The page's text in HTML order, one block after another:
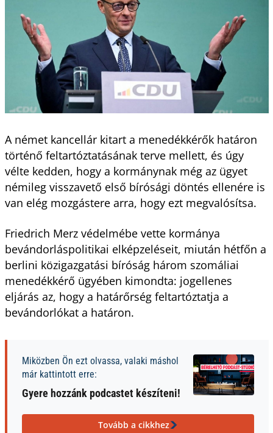
A német kancellár kitart a menedékkérők határon
történő feltartóztatásának terve mellett, és úgy
vélte kedden, hogy a kormánynak még az ügyet
némileg visszavető első bírósági döntés ellenére is
van elég mozgástere arra, hogy ezt megvalósítsa.
Friedrich Merz védelmébe vette kormánya
bevándorláspolitikai elképzeléseit, miután hétfőn a
berlini közigazgatási bíróság három szomáliai
menedékkérő ügyében kimondta: jogellenes
eljárás az, hogy a határőrség feltartóztatja a
bevándorlókat a határon.
Miközben Ön ezt olvassa, valaki máshol
már kattintott erre:
Gyere hozzánk podcastet készíteni!
Tovább a cikkhez